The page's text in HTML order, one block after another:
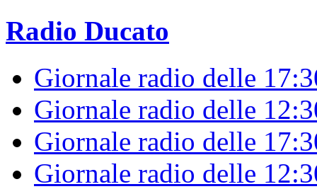
Radio Ducato
Giornale radio delle
Giornale radio delle
Giornale radio delle
Giornale radio delle